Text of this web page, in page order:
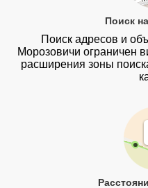
Поиск
Поиск адресов и
Морозовичи ограничен
расширения зоны